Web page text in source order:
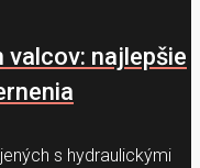
najlepšie
s hydraulickými